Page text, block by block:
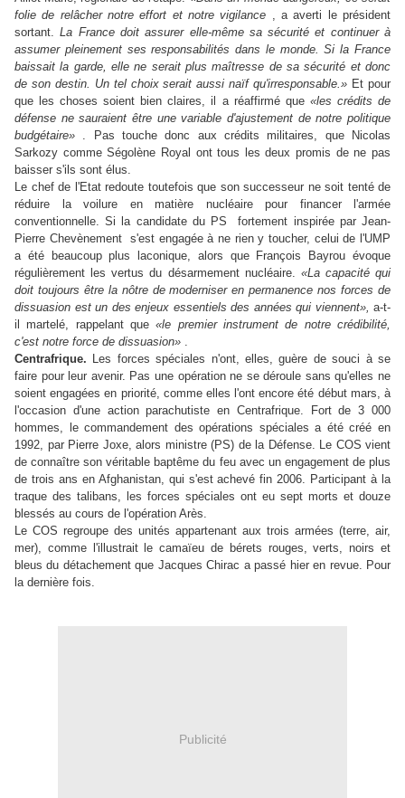
folie de relâcher notre effort et notre vigilance , a averti le président
sortant.La France doit assurer elle-même sa sécurité et continuer à
assumer pleinement ses responsabilités dans le monde. Si la France
baissait la garde, elle ne serait plus maîtresse de sa sécurité et donc
de son destin. Un tel choix serait aussi naïf qu'irresponsable.» Et pour
que les choses soient bien claires, il a réaffirmé que «les crédits de
défense ne sauraient être une variable d'ajustement de notre politique
budgétaire» . Pas touche donc aux crédits militaires, que Nicolas
Sarkozy comme Ségolène Royal ont tous les deux promis de ne pas
baisser s'ils sont élus.
Le chef de l'Etat redoute toutefois que son successeur ne soit tenté de
réduire la voilure en matière nucléaire pour financer l'armée
conventionnelle. Si la candidate du PS ­ fortement inspirée par Jean-
Pierre Chevènement ­ s'est engagée à ne rien y toucher, celui de l'UMP
a été beaucoup plus laconique, alors que François Bayrou évoque
régulièrement les vertus du désarmement nucléaire. «La capacité qui
doit toujours être la nôtre de moderniser en permanence nos forces de
dissuasion est un des enjeux essentiels des années qui viennent», a-t-
il martelé, rappelant que«le premier instrument de notre crédibilité,
c'est notre force de dissuasion» .
Centrafrique. Les forces spéciales n'ont, elles, guère de souci à se
faire pour leur avenir. Pas une opération ne se déroule sans qu'elles ne
soient engagées en priorité, comme elles l'ont encore été début mars, à
l'occasion d'une action parachutiste en Centrafrique. Fort de 3 000
hommes, le commandement des opérations spéciales a été créé en
1992, par Pierre Joxe, alors ministre (PS) de la Défense. Le COS vient
de connaître son véritable baptême du feu avec un engagement de plus
de trois ans en Afghanistan, qui s'est achevé fin 2006. Participant à la
traque des talibans, les forces spéciales ont eu sept morts et douze
blessés au cours de l'opération Arès.
Le COS regroupe des unités appartenant aux trois armées (terre, air,
mer), comme l'illustrait le camaïeu de bérets rouges, verts, noirs et
bleus du détachement que Jacques Chirac a passé hier en revue. Pour
la dernière fois.
Publicité